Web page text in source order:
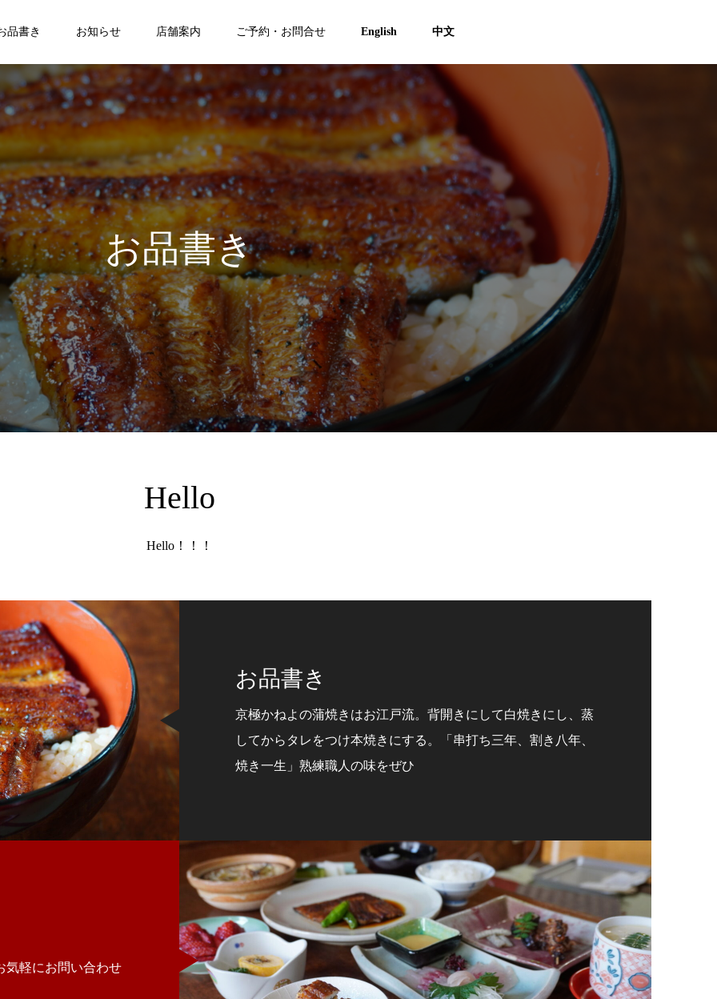
品書き お知らせ 店舗案内 ご予約・お問合せ English 中文
お品書き
Hello
Hello！！！
お品書き
京極かねよの蒲焼きはお江戸流。背開きにして白焼きにし、蒸
してからタレをつけ本焼きにする。「串打ち三年、割き八年、
焼き一生」熟練職人の味をぜひ
気軽にお問い合わせ